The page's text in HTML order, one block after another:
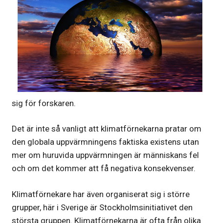
sig för forskaren.
Det är inte så vanligt att klimatförnekarna pratar om
den globala uppvärmningens faktiska existens utan
mer om huruvida uppvärmningen är människans fel
och om det kommer att få negativa konsekvenser.
Klimatförnekare har även organiserat sig i större
grupper, här i Sverige är Stockholmsinitiativet den
största gruppen. Klimatförnekarna är ofta från olika